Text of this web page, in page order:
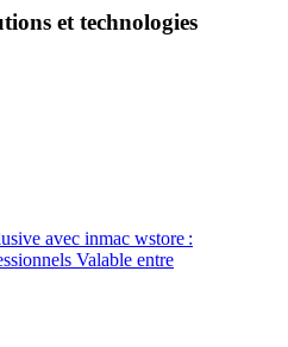
et technologies
avec inmac wstore :
Valable entre